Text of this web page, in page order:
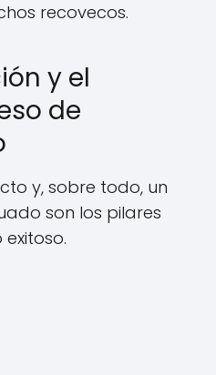
recovecos.
y el
de
y, sobre todo, un
son los pilares